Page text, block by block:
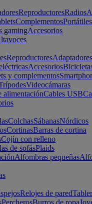
ReproductoresRadios
ComplementosPortátiles
gamingAccesorios
ReproductoresAdaptadores
Accesorios
y complementos
Videocámaras
alimentaciónCables USB
ColchasSábanasNórdicos
CortinasBarras de cortina
Cojín con relleno
de sofásPlaids
Alfombras pequeñas
Relojes de pared
PercherosBurros de ropa